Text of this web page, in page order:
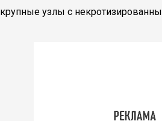
крупные узлы с